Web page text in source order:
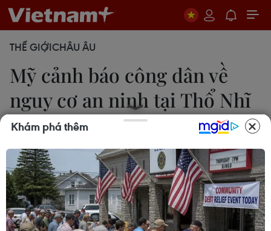
THẾ GIỚICHÂU ÂU
Mỹ cảnh báo công dân về
nguy cơ an ninh tại Thổ Nhĩ
Kỳ
17/06/2017 12:48
Lãnh sự quán Mỹ tại Istanbul, Thổ Nhĩ Kỳ, đã cảnh
báo công dân Mỹ về tình hình an ninh được siết
chặt tại thành phố này đề phòng nguy cơ xảy ra
Khám phá thêm